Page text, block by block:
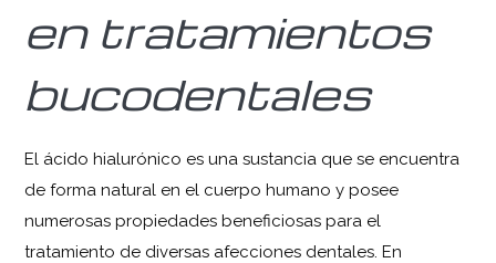
en tratamientos
bucodentales
El ácido hialurónico es una sustancia que se encuentra
de forma natural en el cuerpo humano y posee
numerosas propiedades beneficiosas para el
tratamiento de diversas afecciones dentales. En